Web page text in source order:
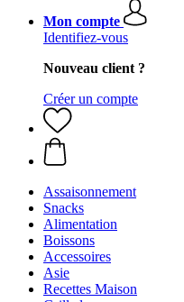
Mon compte
Identifiez-vous
Nouveau client ?
Créer un compte
Assaisonnement
Snacks
Alimentation
Boissons
Accessoires
Asie
Recettes Maison